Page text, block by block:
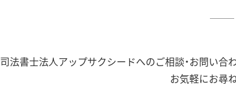
司法書士法人アップサクシードへのご相談・お問い合
お気軽にお尋